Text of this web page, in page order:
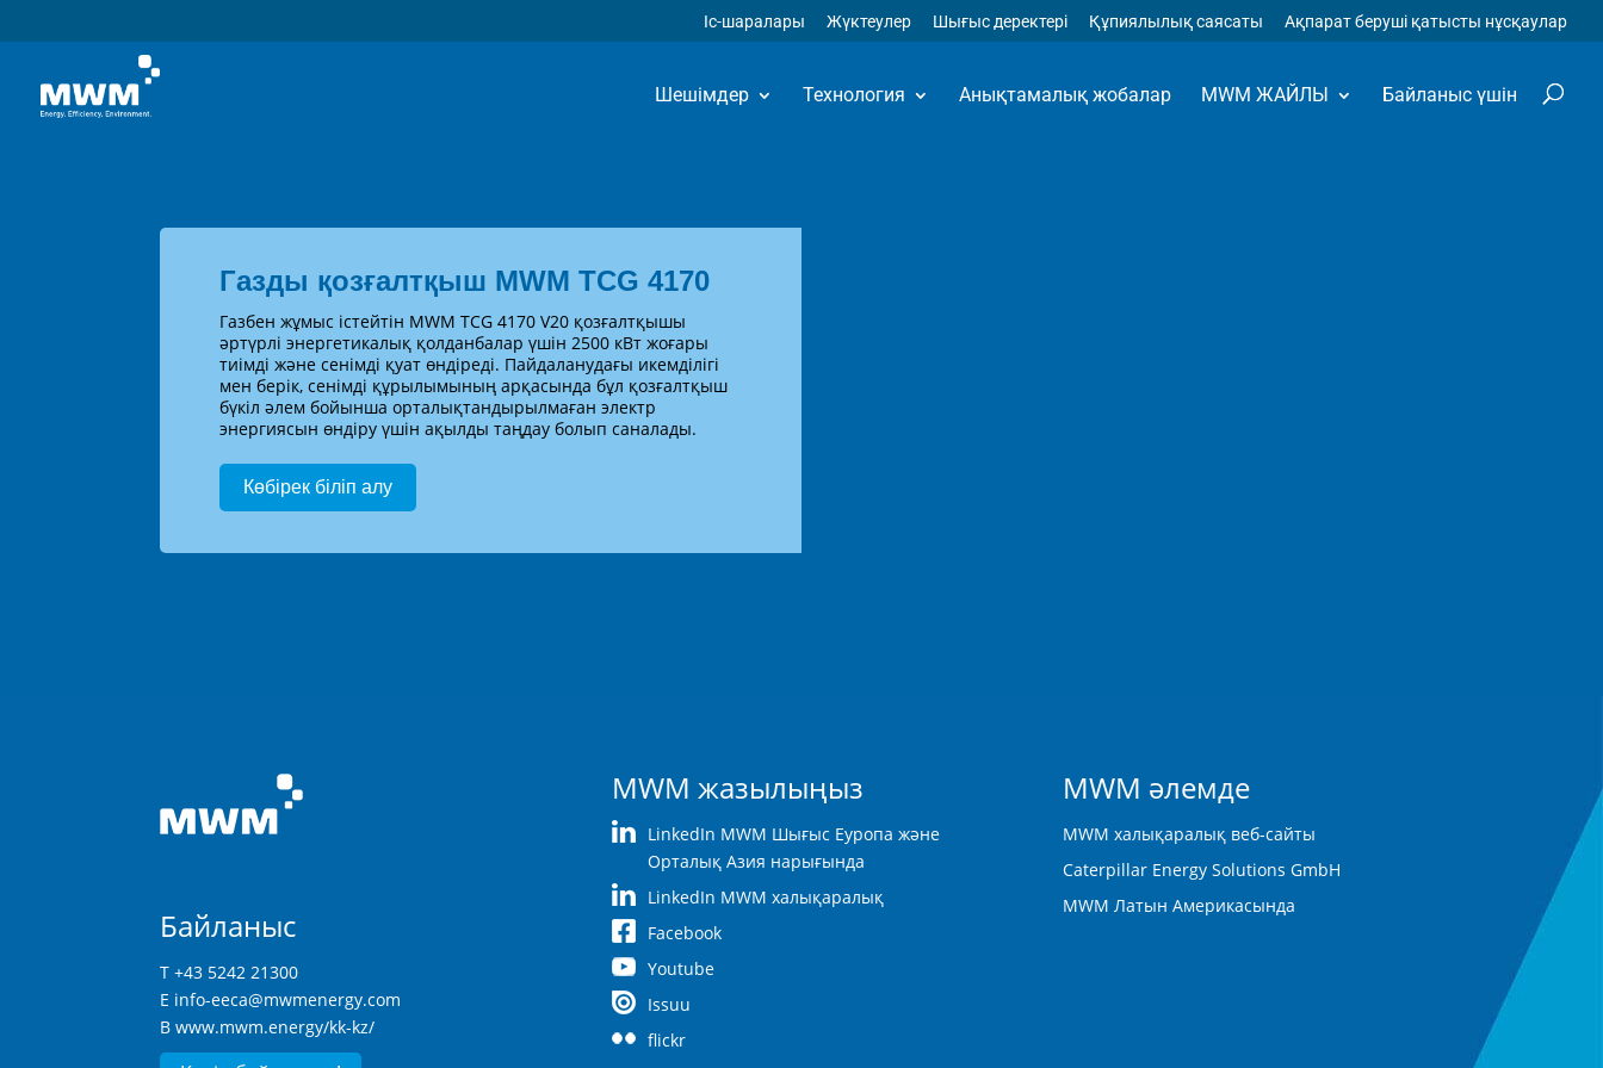
Iс-шаралары Жүктеулер Шығыс деректері Құпиялылық саясаты Ақпарат беруші қатысты нұсқаулар
Шешімдер Технология Анықтамалық жобалар MWM ЖАЙЛЫ Байланыс үшін
Газды қозғалтқыш MWM TCG 4170
Газбен жұмыс істейтін MWM TCG 4170 V20 қозғалтқышы
әртүрлі энергетикалық қолданбалар үшін 2500 кВт жоғары
тиімді және сенімді қуат өндіреді. Пайдаланудағы икемділігі
мен берік, сенімді құрылымының арқасында бұл қозғалтқыш
бүкіл әлем бойынша орталықтандырылмаған электр
энергиясын өндіру үшін ақылды таңдау болып саналады.
Көбірек біліп алу
Байланыс
T +43 5242 21300
E info-eeca@mwmenergy.com
Вwww.mwm.energy/kk-kz/
MWM жазылыңыз
LinkedIn MWM Шығыс Еуропа және
Орталық Азия нарығында
LinkedIn MWM халықаралық
Facebook
Youtube
Issuu
flickr
MWM әлемде
MWM халықаралық веб-сайты
Caterpillar Energy Solutions GmbH
MWM Латын Америкасында